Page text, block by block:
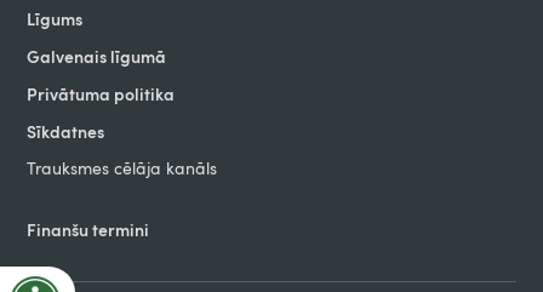
Līgums
Galvenais līgumā
Privātuma politika
Sīkdatnes
Trauksmes cēlāja kanāls
Finanšu termini